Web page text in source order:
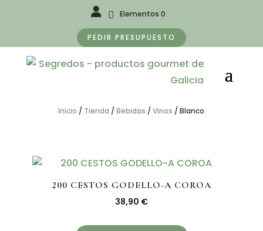
Elementos 0
PEDIR PRESUPUESTO
Inicio / Tienda /Bebidas /Vinos /Blanco
200 CESTOS GODELLO-A COROA
38,90 €